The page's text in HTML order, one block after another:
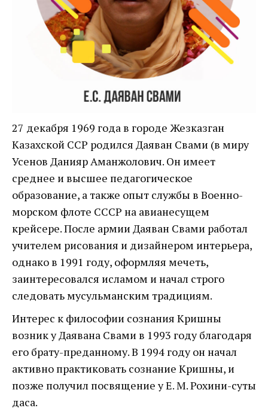
27 декабря 1969 года в городе Жезказган
Казахской ССР родился Даяван Свами (в миру
Усенов Данияр Аманжолович. Он имеет
среднее и высшее педагогическое
образование, а также опыт службы в Военно-
морском флоте СССР на авианесущем
крейсере. После армии Даяван Свами работал
учителем рисования и дизайнером интерьера,
однако в 1991 году, оформляя мечеть,
заинтересовался исламом и начал строго
следовать мусульманским традициям.
Интерес к философии сознания Кришны
возник у Даявана Свами в 1993 году благодаря
его брату-преданному. В 1994 году он начал
активно практиковать сознание Кришны, и
позже получил посвящение у Е. М. Рохини-суты
даса.